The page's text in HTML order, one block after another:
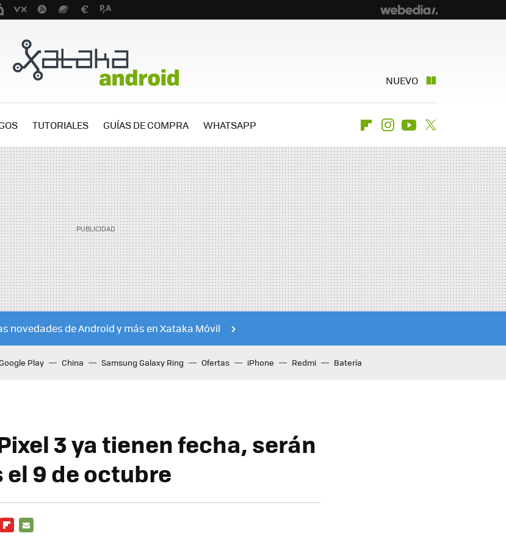
NUEVO
TUTORIALES GUÍAS DE COMPRA WHATSAPP FlipboardInstagramYoutube
novedades de Android y más en Xataka Móvil
Play China Samsung Galaxy Ring Ofertas iPhone Redmi Batería
3 ya tienen fecha, serán
9 de octubre